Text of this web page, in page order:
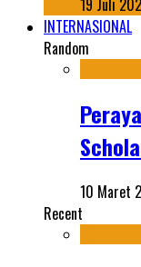
19 Juli
INTERNASIONAL
Random
10 Maret
Recent